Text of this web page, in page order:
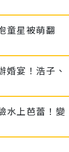
童星被萌翻
婚宴！浩子、
水上芭蕾！變